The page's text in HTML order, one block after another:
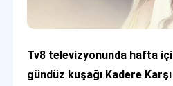
Tv8 televizyonunda hafta içi
gündüz kuşağı Kadere